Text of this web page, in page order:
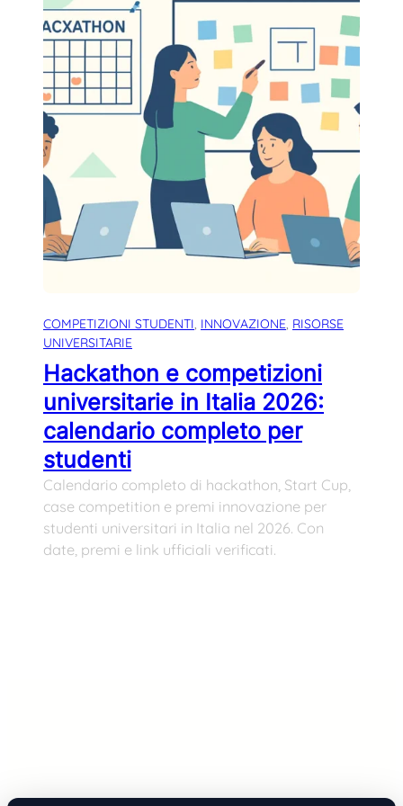
COMPETIZIONI STUDENTI, INNOVAZIONE, RISORSE
UNIVERSITARIE
Hackathon e competizioni
universitarie in Italia 2026:
calendario completo per
studenti
Calendario completo di hackathon, Start Cup,
case competition e premi innovazione per
studenti universitari in Italia nel 2026. Con
date, premi e link ufficiali verificati.